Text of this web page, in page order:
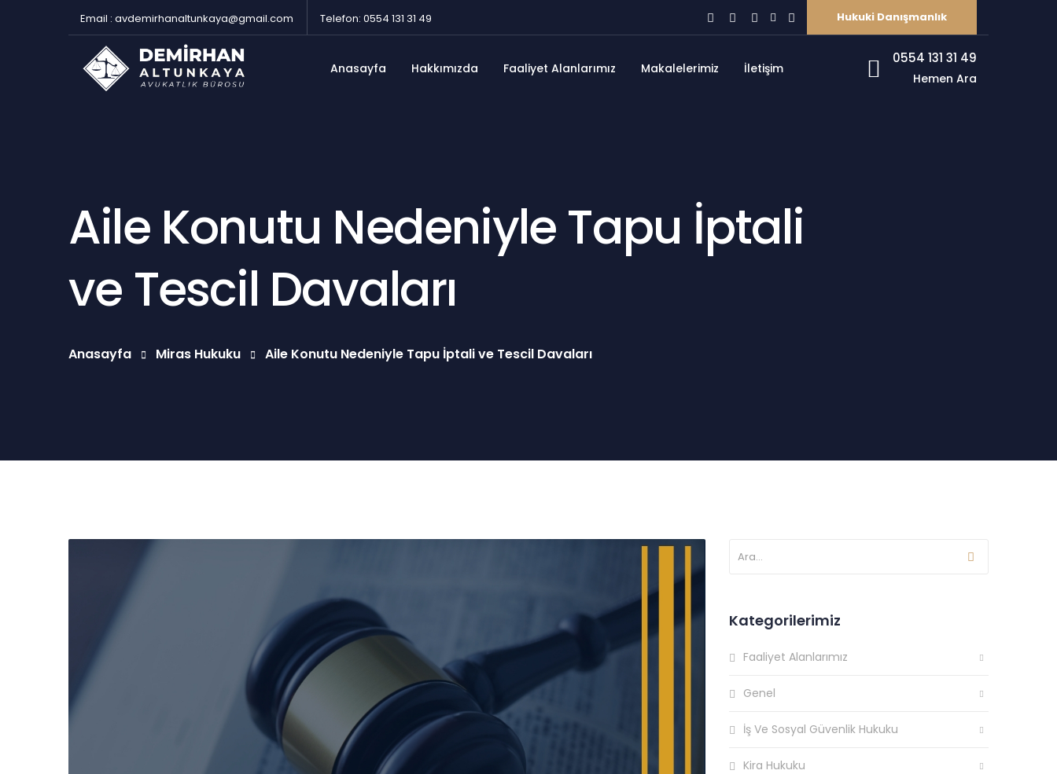
Email : avdemirhanaltunkaya@gmail.com Telefon: 0554 131 31 49 Hukuki Danışmanlık
Anasayfa Hakkımızda Faaliyet Alanlarımız Makalelerimiz İletişim
0554 131 31 49
Hemen Ara
Aile Konutu Nedeniyle Tapu İptali
ve Tescil Davaları
Anasayfa Miras Hukuku Aile Konutu Nedeniyle Tapu İptali ve Tescil Davaları
Kategorilerimiz
Faaliyet Alanlarımız
Genel
İş Ve Sosyal Güvenlik Hukuku
Kira Hukuku